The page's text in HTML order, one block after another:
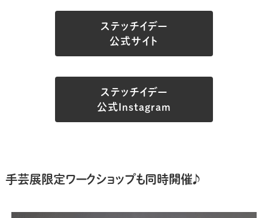
ステッチイデー
公式サイト
ステッチイデー
公式Instagram
手芸展限定ワークショップも同時開催♪